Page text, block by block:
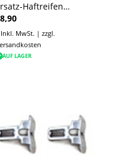
Haftreifen
GP38-2,GP
9,F3AB
MwSt. | zzgl.
AUF LAGER